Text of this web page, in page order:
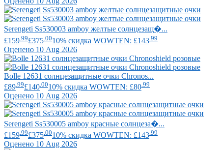
Serengeti Ss530003 amboy желтые солнцезащ�...
£159 .99£375 .0010% скидка WOWTEN: £143 .99
Оценено 10 Aug 2026
Bolle 12631 солнцезащитные очки Chronos...
£89 .99£140 .0010% скидка WOWTEN: £80 .99
Оценено 10 Aug 2026
Serengeti Ss530005 amboy красные солнцеза�...
£159 .99£375 .0010% скидка WOWTEN: £143 .99
Оценено 10 Aug 2026